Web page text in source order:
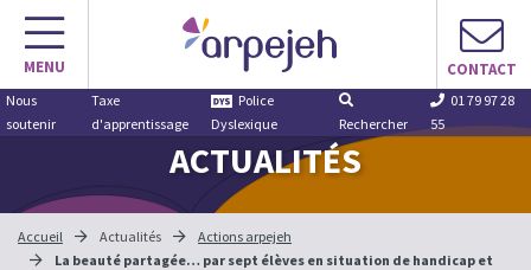
Aller
contenu
MENU CONTACT
Nous
soutenir
Taxe
d'apprentissage
Police
Dyslexique
Rechercher
01 79 97 28
55
ACTUALITÉS
Accueil Actualités
Actions arpejeh
La beauté partagée… par sept élèves en situation de handicap et